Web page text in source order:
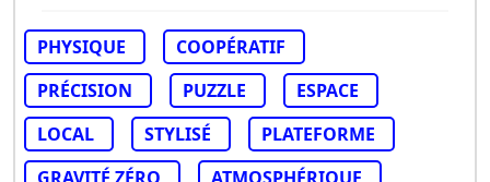
PHYSIQUE
COOPÉRATIF
PRÉCISION
PUZZLE
ESPACE
LOCAL
STYLISÉ
PLATEFORME